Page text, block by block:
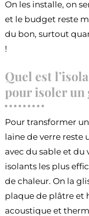
On les installe, on
et le budget reste
du bon, surtout
!
Quel est
pour isoler un
Pour transformer
laine de verre reste
avec du sable et du
isolants les plus
de chaleur. On la
plaque de plâtre et
acoustique et